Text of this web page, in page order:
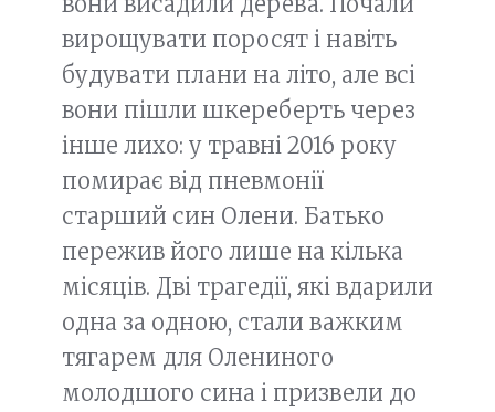
вирощувати поросят і навіть
будувати плани на літо, але всі
вони пішли шкереберть через
інше лихо: у травні 2016 року
помирає від пневмонії
старший син Олени. Батько
пережив його лише на кілька
місяців. Дві трагедії, які вдарили
одна за одною, стали важким
тягарем для Олениного
молодшого сина і призвели до